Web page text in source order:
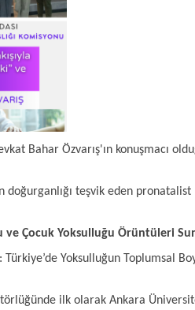
Bahar Özvarış'ın konuşmacı
teşvik eden
Çocuk Yoksulluğu Örüntüleri
Türkiye’de Yoksulluğun Toplumsal
ilk olarak Ankara